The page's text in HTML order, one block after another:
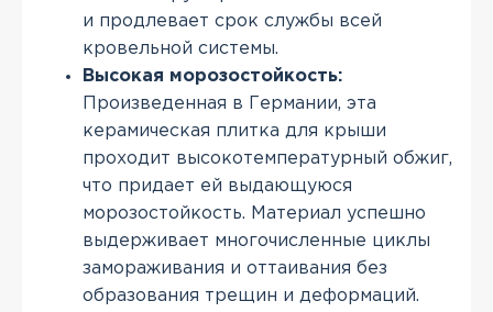
и продлевает срок службы всей
кровельной системы.
Высокая морозостойкость:
Произведенная в Германии, эта
керамическая плитка для крыши
проходит высокотемпературный обжиг,
что придает ей выдающуюся
морозостойкость. Материал успешно
выдерживает многочисленные циклы
замораживания и оттаивания без
образования трещин и деформаций.